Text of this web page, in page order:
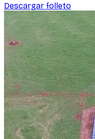
Descargar folleto